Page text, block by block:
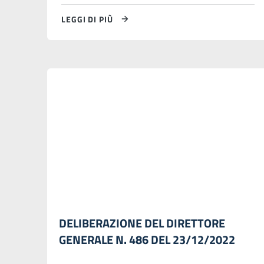
LEGGI DI PIÙ
DELIBERAZIONE DEL DIRETTORE
GENERALE N. 486 DEL 23/12/2022